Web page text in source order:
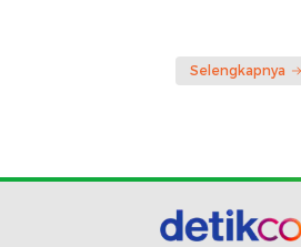
Selengkapnya